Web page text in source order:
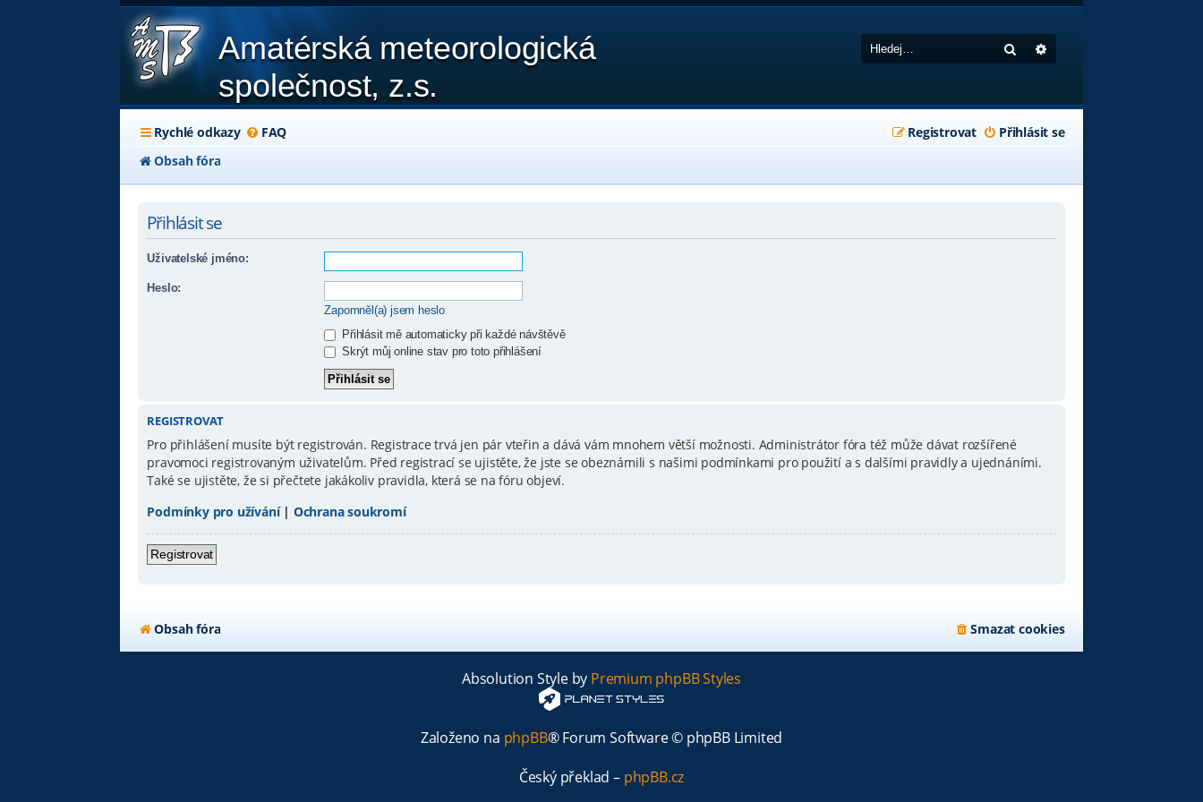
Amatérská meteorologická
společnost, z.s.
Hledat
Rychlé odkazy FAQ Přihlásit se
Registrovat
Obsah fóra
Přihlásit se
Uživatelské jméno:
Heslo:
Zapomněl(a) jsem heslo
Přihlásit mě automaticky při každé návštěvě
Skrýt můj online stav pro toto přihlášení
REGISTROVAT
Pro přihlášení musíte být registrován. Registrace trvá jen pár vteřin a dává vám mnohem větší možnosti. Administrátor fóra též může dávat rozšířené
pravomoci registrovaným uživatelům. Před registrací se ujistěte, že jste se obeznámili s našimi podmínkami pro použití a s dalšími pravidly a ujednáními.
Také se ujistěte, že si přečtete jakákoliv pravidla, která se na fóru objeví.
Podmínky pro užívání| Ochrana soukromí
Registrovat
Obsah fóra Smazat cookies
Absolution Style by Premium phpBB Styles
Založeno na phpBB® Forum Software © phpBB Limited
Český překlad – phpBB.cz